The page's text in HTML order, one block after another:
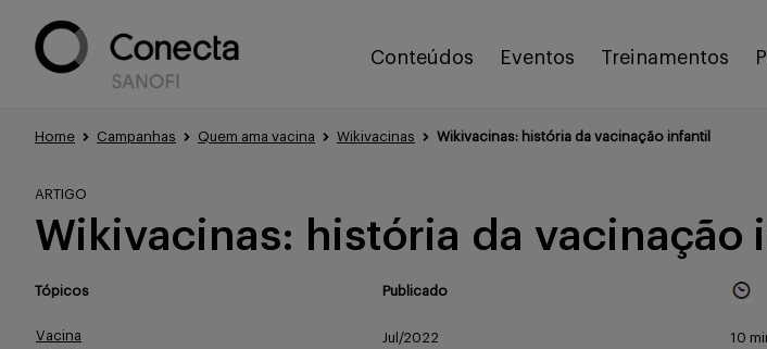
Conteúdos Eventos Treinamentos
Home Campanhas Quem ama vacina Wikivacinas Wikivacinas: história da vacinação infantil
ARTIGO
Wikivacinas: história da vacinação
Tópicos
Vacina
Publicado
Jul/2022 10